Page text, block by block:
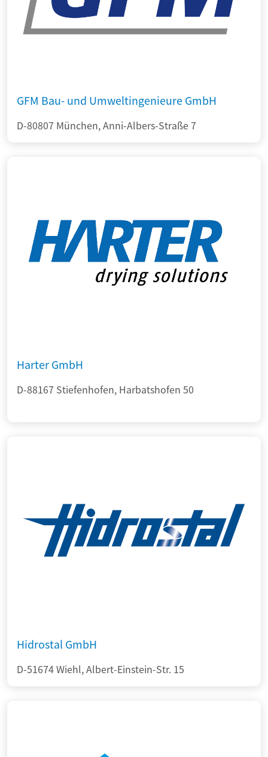
GFM Bau- und Umweltingenieure GmbH
D-80807 München, Anni-Albers-Straße 7
Harter GmbH
D-88167 Stiefenhofen, Harbatshofen 50
Hidrostal GmbH
D-51674 Wiehl, Albert-Einstein-Str. 15